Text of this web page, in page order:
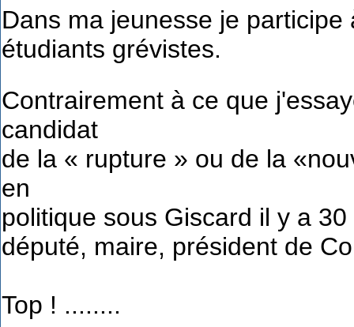
Dans ma jeunesse je
étudiants grévistes.
Contrairement à ce que
candidat
de la « rupture » ou de la
en
politique sous Giscard il y a
député, maire, président de
Top ! ........